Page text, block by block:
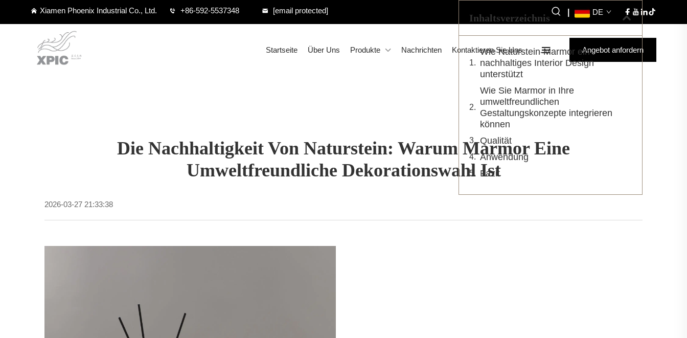
Xiamen Phoenix Industrial Co., Ltd. +86-592-5537348 [email protected] DE
Startseite Über Uns Produkte Nachrichten Kontaktieren Sie Uns Angebot anfordern
Die Nachhaltigkeit Von Naturstein: Warum Marmor Eine
Umweltfreundliche Dekorationswahl Ist
2026-03-27 21:33:38
Inhaltsverzeichnis
Wie Naturstein-Marmor ein
nachhaltiges Interior Design
unterstützt
Wie Sie Marmor in Ihre
umweltfreundlichen
Gestaltungskonzepte integrieren
können
Qualität
Anwendung
Fazit